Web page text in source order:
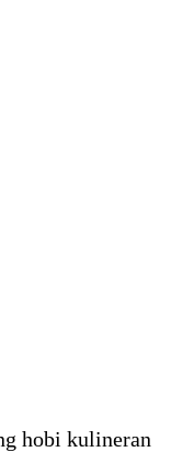
hobi kulineran